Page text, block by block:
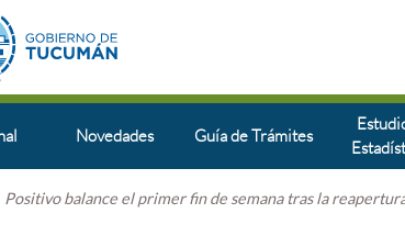
Novedades Guía de Trámites
Positivo balance el primer fin de semana tras la